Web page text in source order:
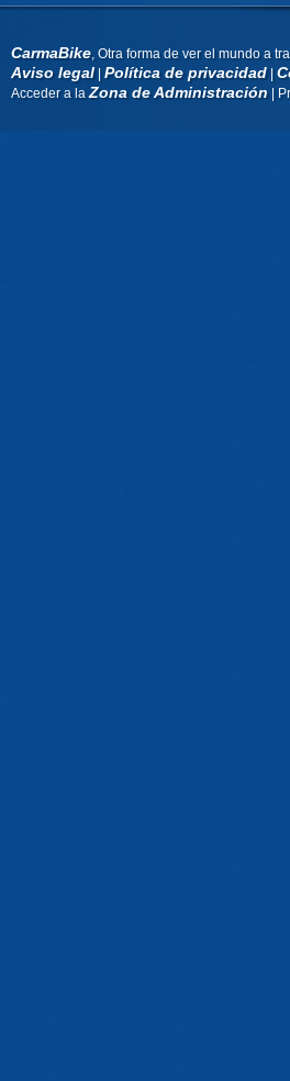
CarmaBike, Otra forma de ver el mundo a
Aviso legal|Política de privacidad|
Acceder a laZona de Administración|